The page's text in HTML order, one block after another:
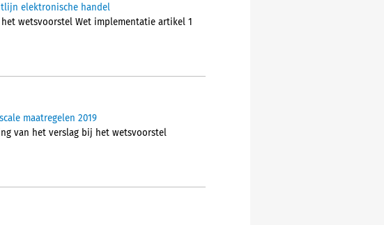
elektronische handel
wetsvoorstel Wet implementatie artikel 1
maatregelen 2019
van het verslag bij het wetsvoorstel